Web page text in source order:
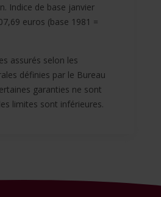
Indice de base janvier
euros (base 1981 =
assurés selon les
définies par le Bureau
garanties ne sont
limites sont inférieures.